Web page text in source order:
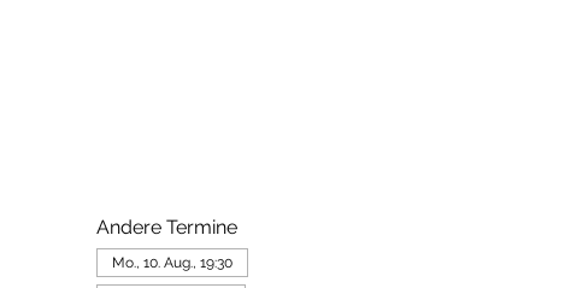
Andere Termine
Mo., 10. Aug., 19:30